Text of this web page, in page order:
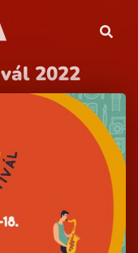
2022